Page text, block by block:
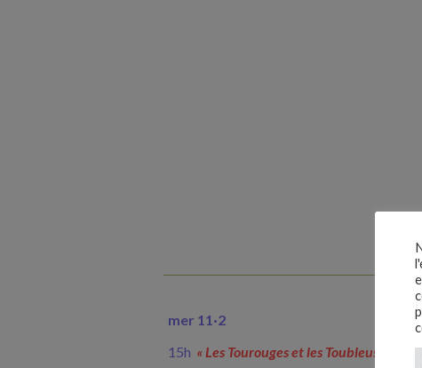
mer 11·2
15h « Les Tourouges et les Toubleus »